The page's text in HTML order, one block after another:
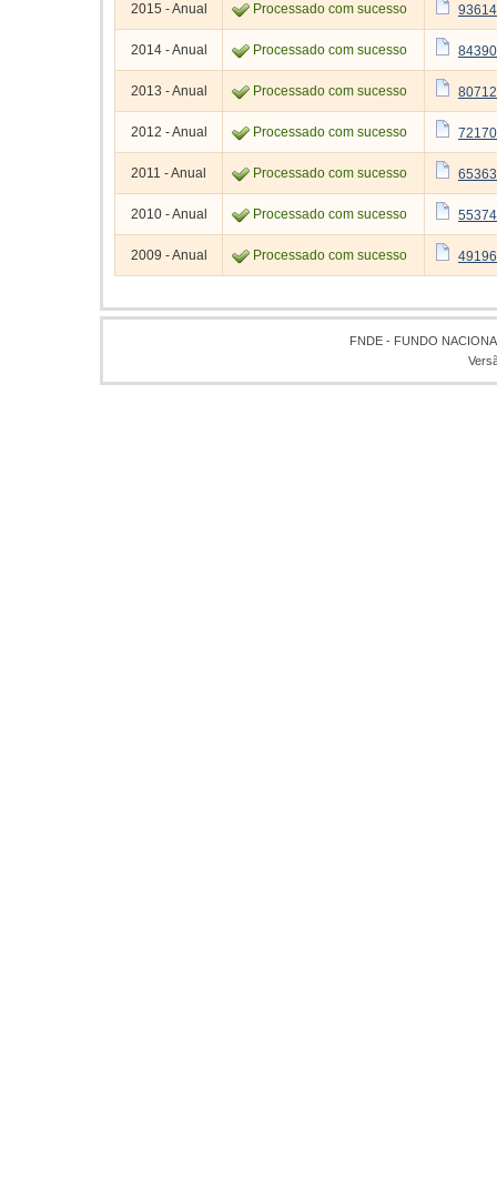
2015 - Anual Processado com sucesso 93614
2014 - Anual Processado com sucesso 84390
2013 - Anual Processado com sucesso 80712
2012 - Anual Processado com sucesso 72170
2011 - Anual Processado com sucesso 65363
2010 - Anual Processado com sucesso 55374
2009 - Anual Processado com sucesso 49196
FNDE - FUNDO